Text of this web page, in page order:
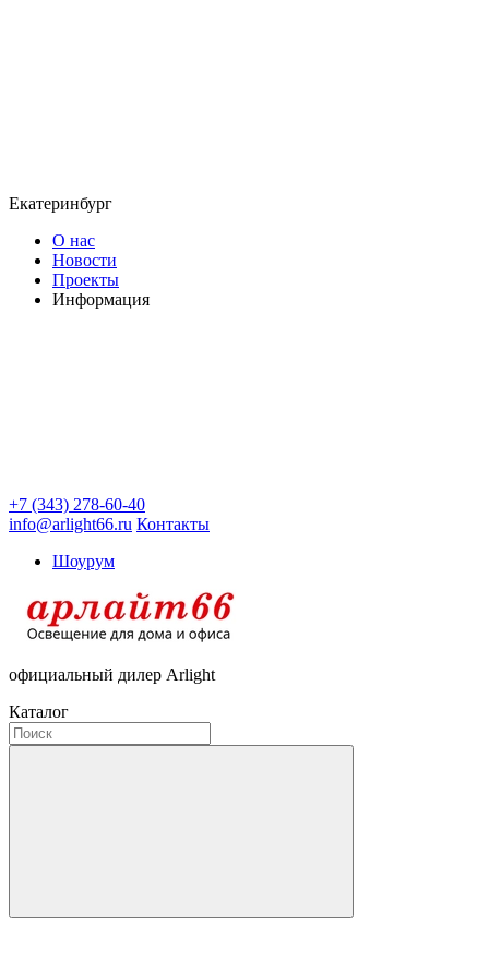
Екатеринбург
О нас
Новости
Проекты
Информация
+7 (343) 278-60-40
info@arlight66.ru Контакты
Шоурум
официальный дилер Arlight
Каталог